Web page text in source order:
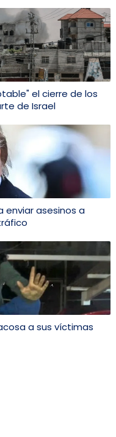
el cierre de los
de Israel
enviar asesinos a
a sus víctimas